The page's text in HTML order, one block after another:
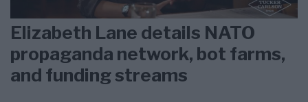
Elizabeth Lane details NATO
propaganda network, bot farms,
and funding streams